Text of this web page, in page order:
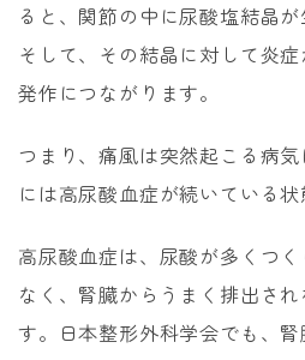
ると、関節の中に尿酸塩結晶が
そして、その結晶に対して炎
発作につながります。
つまり、痛風は突然起こる病
には高尿酸血症が続いている状
高尿酸血症は、尿酸が多くつ
なく、腎臓からうまく排出さ
す。日本整形外科学会でも、